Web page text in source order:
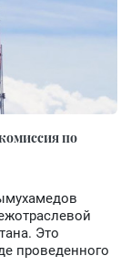
по
Это
проведенного